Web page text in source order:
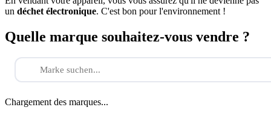
un déchet électronique. C'est bon pour l'environnement !
Quelle marque souhaitez-vous vendre ?
Chargement des marques...